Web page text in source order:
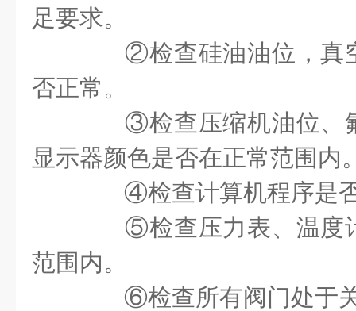
足要求。
②检查硅油油位，真
否正常。
③检查压缩机油位、
显示器颜色是否在正常范围内
④检查计算机程序是
⑤检查压力表、温度
范围内。
⑥检查所有阀门处于